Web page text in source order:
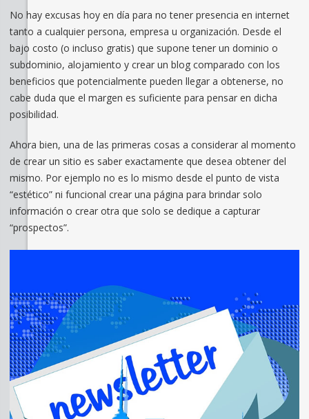
No hay excusas hoy en día para no tener presencia en internet
tanto a cualquier persona, empresa u organización. Desde el
bajo costo (o incluso gratis) que supone tener un dominio o
subdominio, alojamiento y crear un blog comparado con los
beneficios que potencialmente pueden llegar a obtenerse, no
cabe duda que el margen es suficiente para pensar en dicha
posibilidad.
Ahora bien, una de las primeras cosas a considerar al momento
de crear un sitio es saber exactamente que desea obtener del
mismo. Por ejemplo no es lo mismo desde el punto de vista
“estético” ni funcional crear una página para brindar solo
información o crear otra que solo se dedique a capturar
“prospectos”.